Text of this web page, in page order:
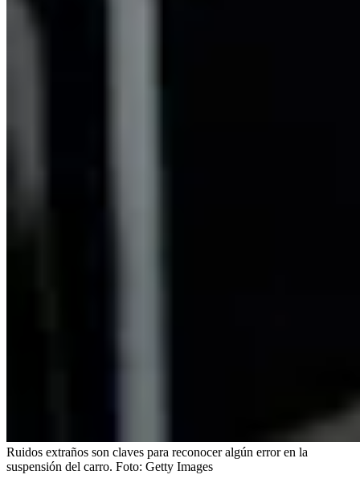
Ruidos extraños son claves para reconocer algún error en la
suspensión del carro. Foto: Getty Images